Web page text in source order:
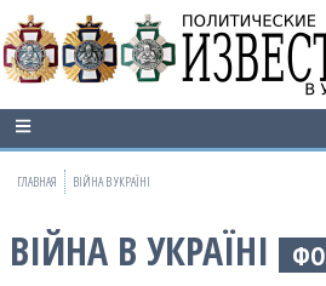
ГЛАВНАЯ ВІЙНА В УКРАЇНІ
ВІЙНА В УКРАЇНІ